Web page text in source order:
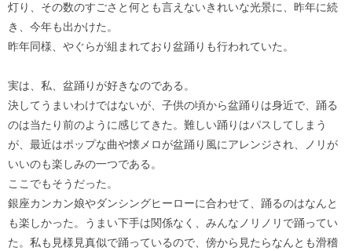
灯り、その数のすごさと何とも言えないきれいな光景に、昨年に続
き、今年も出かけた。
昨年同様、やぐらが組まれており盆踊りも行われていた。
実は、私、盆踊りが好きなのである。
決してうまいわけではないが、子供の頃から盆踊りは身近で、踊る
のは当たり前のように感じてきた。難しい踊りはパスしてしまう
が、最近はポップな曲や懐メロが盆踊り風にアレンジされ、ノリが
いいのも楽しみの一つである。
ここでもそうだった。
銀座カンカン娘やダンシングヒーローに合わせて、踊るのはなんと
も楽しかった。うまい下手は関係なく、みんなノリノリで踊ってい
た。私も見様見真似で踊っているので、傍から見たらなんとも滑稽